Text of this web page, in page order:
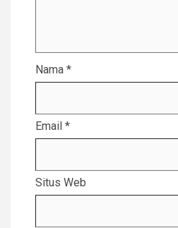
Nama *
Email *
Situs Web